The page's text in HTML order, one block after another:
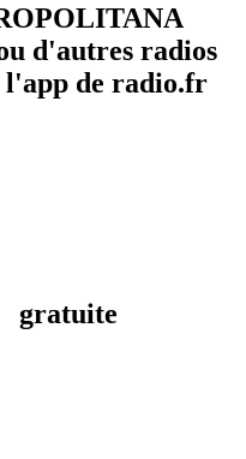
d'autres radios
l'app de radio.fr
gratuite